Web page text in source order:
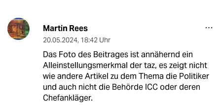
Martin Rees
20.05.2024, 18:42 Uhr
Das Foto des Beitrages ist annähernd ein
Alleinstellungsmerkmal der taz, es zeigt nicht
wie andere Artikel zu dem Thema die Politiker
und auch nicht die Behörde ICC oder deren
Chefankläger.